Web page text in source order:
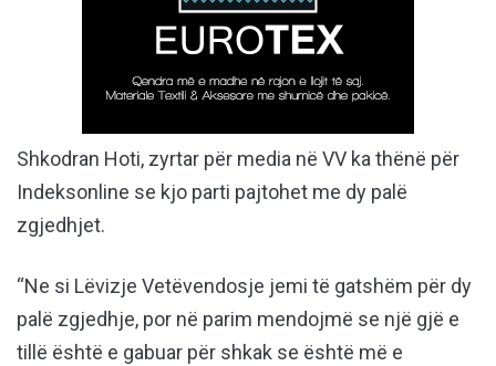
Shkodran Hoti, zyrtar për media në VV ka thënë për
Indeksonline se kjo parti pajtohet me dy palë
zgjedhjet.
“Ne si Lëvizje Vetëvendosje jemi të gatshëm për dy
palë zgjedhje, por në parim mendojmë se një gjë e
tillë është e gabuar për shkak se është më e